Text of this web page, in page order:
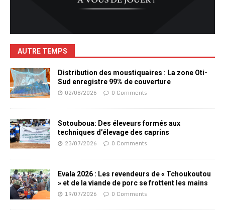
AUTRE TEMPS
Distribution des moustiquaires : La zone Oti-
Sud enregistre 99% de couverture
02/08/2026 0 Comments
Sotouboua: Des éleveurs formés aux
techniques d’élevage des caprins
23/07/2026 0 Comments
Evala 2026 : Les revendeurs de « Tchoukoutou
» et de la viande de porc se frottent les mains
19/07/2026 0 Comments